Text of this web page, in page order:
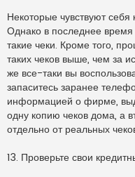
Некоторые чувствуют
Однако в последнее
такие чеки. Кроме того,
таких чеков выше, чем за
же все-таки вы
запаситесь заранее
информацией о фирме,
одну копию чеков дома, а
отдельно от реальных
13. Проверьте свои